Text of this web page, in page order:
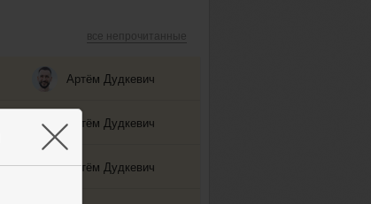
×
все непрочитанные
Артём Дудкевич
Артём Дудкевич
Артём Дудкевич
1